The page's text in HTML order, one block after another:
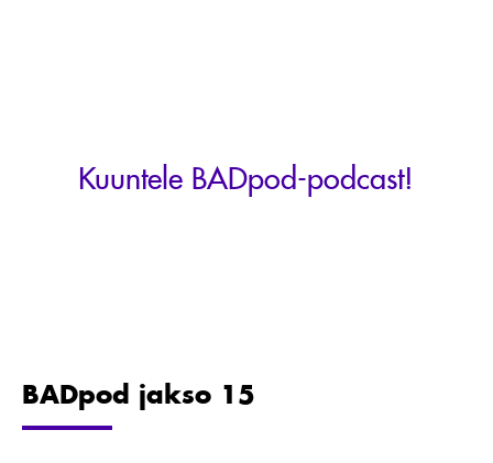
Kuuntele BADpod-podcast!
BADpod jakso 15